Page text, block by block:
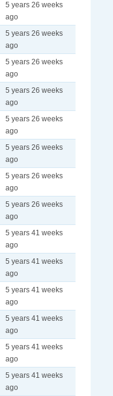
5 years 26 weeks
ago
5 years 26 weeks
ago
5 years 26 weeks
ago
5 years 26 weeks
ago
5 years 26 weeks
ago
5 years 26 weeks
ago
5 years 26 weeks
ago
5 years 26 weeks
ago
5 years 41 weeks
ago
5 years 41 weeks
ago
5 years 41 weeks
ago
5 years 41 weeks
ago
5 years 41 weeks
ago
5 years 41 weeks
ago